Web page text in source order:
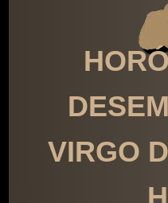
VIRGO